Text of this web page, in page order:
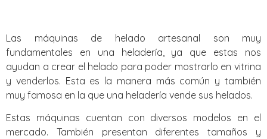
Las máquinas de helado artesanal son muy
fundamentales en una heladería, ya que estas nos
ayudan a crear el helado para poder mostrarlo en vitrina
y venderlos. Esta es la manera más común y también
muy famosa en la que una heladería vende sus helados.
Estas máquinas cuentan con diversos modelos en el
mercado. También presentan diferentes tamaños y